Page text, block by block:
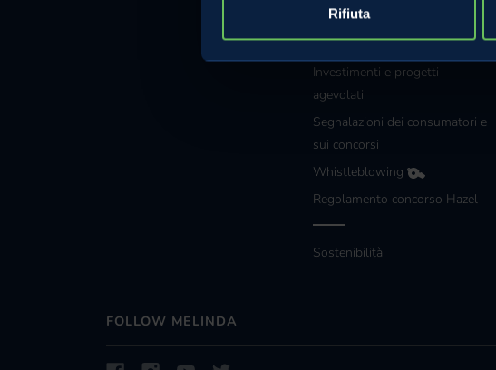
Rifiuta
Note legali
Certificazioni
Investimenti e progetti
agevolati
Segnalazioni dei consumatori e
sui concorsi
Whistleblowing
Regolamento concorso Hazel
Sostenibilità
FOLLOW MELINDA